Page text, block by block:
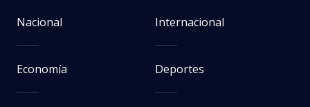
Nacional Internacional
Economía Deportes